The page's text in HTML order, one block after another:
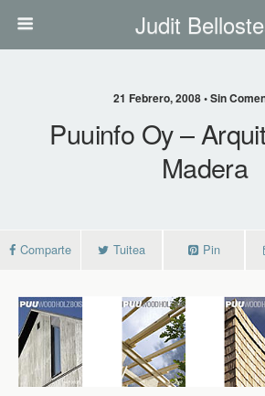
Judit
21 Febrero, 2008 • Sin
Puuinfo Oy –
Madera
Comparte Tuitea Pin